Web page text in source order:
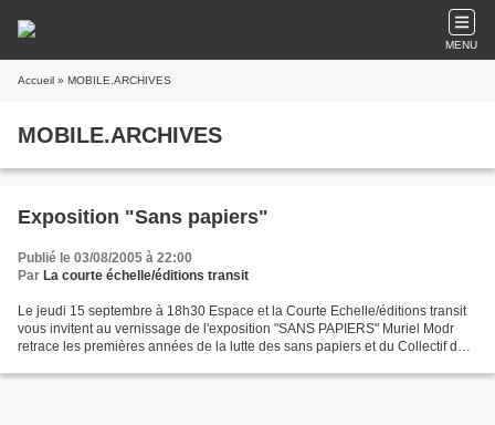
MENU
Accueil » MOBILE.ARCHIVES
MOBILE.ARCHIVES
Exposition "Sans papiers"
Publié le 03/08/2005 à 22:00
Par La courte échelle/éditions transit
Le jeudi 15 septembre à 18h30 Espace et la Courte Echelle/éditions transit
vous invitent au vernissage de l'exposition "SANS PAPIERS" Muriel Modr
retrace les premières années de la lutte des sans papiers et du Collectif de